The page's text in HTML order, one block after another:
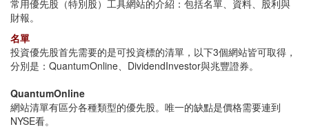
常用優先股（特別股）工具網站的介紹：包括名單、資料、股利與
財報。
名單
投資優先股首先需要的是可投資標的清單，以下3個網站皆可取得，
分別是：QuantumOnline、DividendInvestor與兆豐證券。
QuantumOnline
網站清單有區分各種類型的優先股。唯一的缺點是價格需要連到
NYSE看。